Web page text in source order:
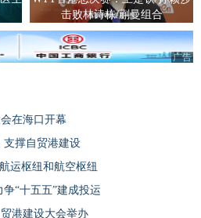
击败林诗栋/蒯曼组合
广告
在海口开幕
支撑自贸港建设
运枢纽和航空枢纽
“十五五”建成投运
港建设大会举办